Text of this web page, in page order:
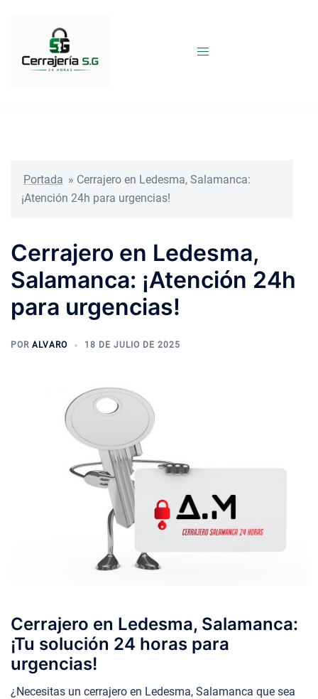
Portada » Cerrajero en Ledesma, Salamanca:
¡Atención 24h para urgencias!
Cerrajero en Ledesma,
Salamanca: ¡Atención 24h
para urgencias!
POR ALVARO 18 DE JULIO DE 2025
Cerrajero en Ledesma, Salamanca:
¡Tu solución 24 horas para
urgencias!
¿Necesitas un cerrajero en Ledesma, Salamanca que sea